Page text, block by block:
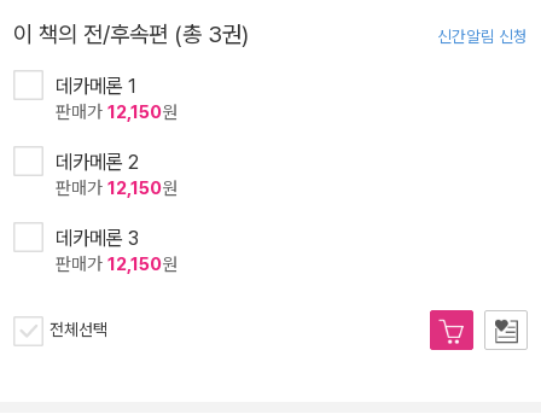
이 책의 전/후속편 (총 3권) 신간알림 신청
데카메론 1
판매가 12,150원
데카메론 2
판매가 12,150원
데카메론 3
판매가 12,150원
전체선택